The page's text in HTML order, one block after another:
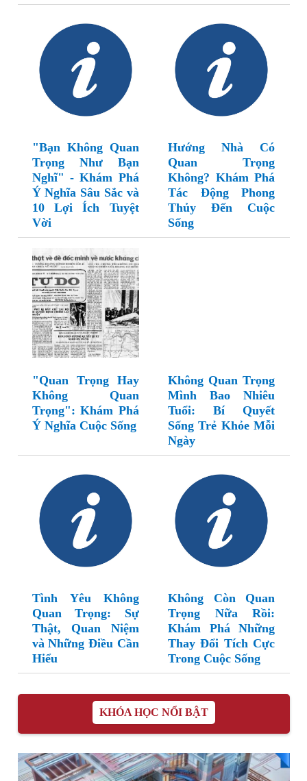
"Bạn Không Quan
Trọng Như Bạn
Nghĩ" - Khám Phá
Ý Nghĩa Sâu Sắc và
10 Lợi Ích Tuyệt
Vời
Hướng Nhà Có
Quan Trọng
Không? Khám Phá
Tác Động Phong
Thủy Đến Cuộc
Sống
"Quan Trọng Hay
Không Quan
Trọng": Khám Phá
Ý Nghĩa Cuộc Sống
Không Quan Trọng
Mình Bao Nhiêu
Tuổi: Bí Quyết
Sống Trẻ Khỏe Mỗi
Ngày
Tình Yêu Không
Quan Trọng: Sự
Thật, Quan Niệm
và Những Điều Cần
Hiểu
Không Còn Quan
Trọng Nữa Rồi:
Khám Phá Những
Thay Đổi Tích Cực
Trong Cuộc Sống
KHÓA HỌC NỔI BẬT